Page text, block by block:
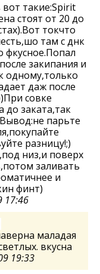
вот такие:Spirit
стоят от 20 до
токчто
там с днк
фкусное.Попал
закипания и
одному,только
даж после
совке
до заката,так
парьте
разницу!;)
низ,и поверх
заливать
и
финт)
17:46
маладая
вкусна
19:33